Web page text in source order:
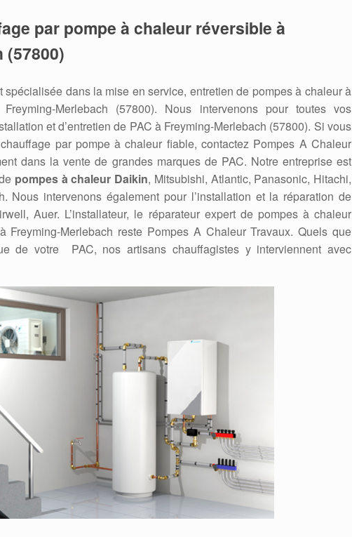
par pompe à chaleur réversible à
(57800)
spécialisée dans la mise en service, entretien de pompes à chaleur à
Freyming-Merlebach (57800). Nous intervenons pour toutes vos
et d’entretien de PAC à Freyming-Merlebach (57800). Si vous
par pompe à chaleur fiable, contactez Pompes A Chaleur
dans la vente de grandes marques de PAC. Notre entreprise est
pompes à chaleur Daikin, Mitsubishi, Atlantic, Panasonic, Hitachi,
Nous intervenons également pour l’installation et la réparation de
Auer. L’installateur, le réparateur expert de pompes à chaleur
Freyming-Merlebach reste Pompes A Chaleur Travaux. Quels que
de votre PAC, nos artisans chauffagistes y interviennent avec